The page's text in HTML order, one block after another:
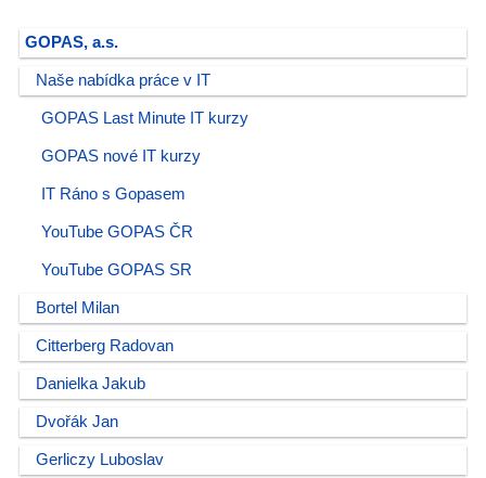
GOPAS, a.s.
Naše nabídka práce v IT
GOPAS Last Minute IT kurzy
GOPAS nové IT kurzy
IT Ráno s Gopasem
YouTube GOPAS ČR
YouTube GOPAS SR
Bortel Milan
Citterberg Radovan
Danielka Jakub
Dvořák Jan
Gerliczy Luboslav